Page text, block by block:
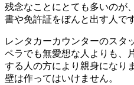
残念なことにとても多いのが
書や免許証をぼんと出す人です
レンタカーカウンターのスタ
ペラでも無愛想な人よりも、
する人の方により親身になり
壁は作ってはいけません。